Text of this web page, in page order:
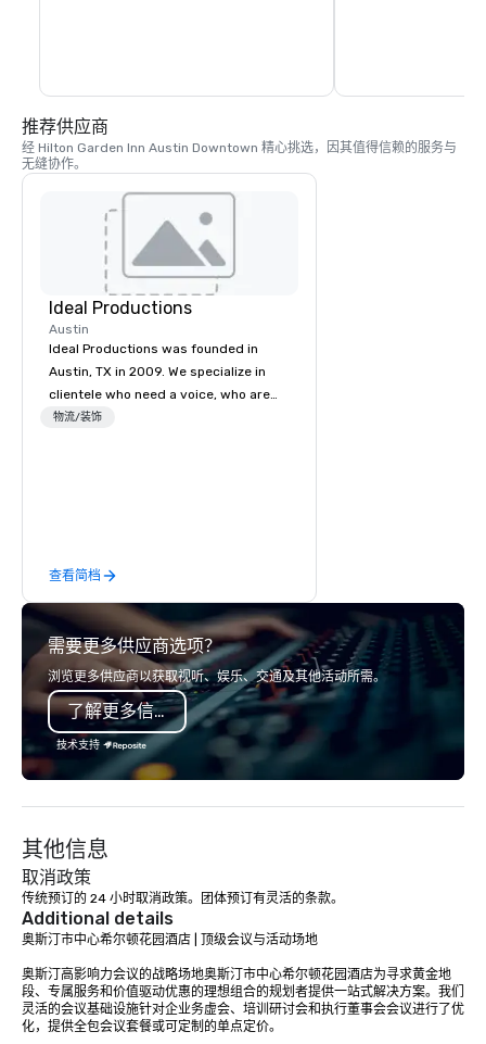
推荐供应商
经 Hilton Garden Inn Austin Downtown 精心挑选，因其值得信赖的服务与
无缝协作。
Ideal Productions
Austin
Ideal Productions was founded in
Austin, TX in 2009. We specialize in
clientele who need a voice, who are
often overlooked by the national big
Multi-stage Festival Production; we
strive to ensure we meet your
standards at your budget level. Our
number one goal is for our clients to
effectively communicate their vision
in the way they want it delivered – an
Ideal Event.
物流/装饰
查看简档
需要更多供应商选项？
浏览更多供应商以获取视听、娱乐、交通及其他活动所需。
了解更多信息
技术支持
其他信息
取消政策
传统预订的 24 小时取消政策。团体预订有灵活的条款。
Additional details
奥斯汀市中心希尔顿花园酒店 | 顶级会议与活动场地
奥斯汀高影响力会议的战略场地奥斯汀市中心希尔顿花园酒店为寻求黄金地
段、专属服务和价值驱动优惠的理想组合的规划者提供一站式解决方案。我们
灵活的会议基础设施针对企业务虚会、培训研讨会和执行董事会会议进行了优
化，提供全包会议套餐或可定制的单点定价。